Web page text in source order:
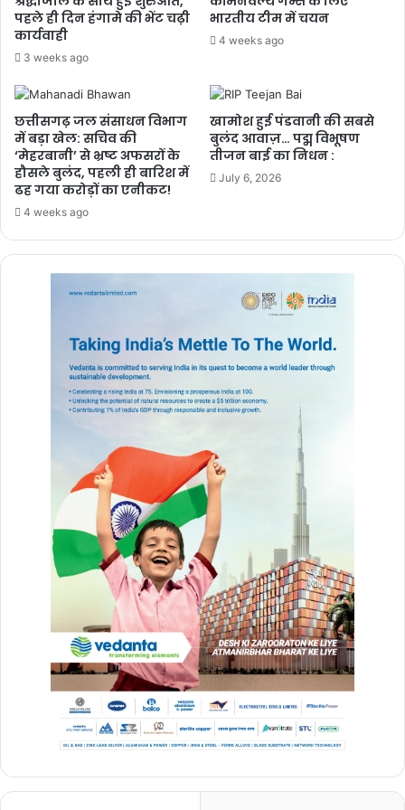
chhattisgarh बुलंद छत्तीसगढ़
पहले ही दिन हंगामे की भेंट चढ़ी
कार्यवाही
3 weeks ago
भारतीय टीम में चयन
4 weeks ago
छत्तीसगढ़ जल संसाधन विभाग
में बड़ा खेल: सचिव की
‘मेहरबानी’ से भ्रष्ट अफसरों के
हौसले बुलंद, पहली ही बारिश में
ढह गया करोड़ों का एनीकट!
4 weeks ago
खामोश हुई पंडवानी की सबसे
बुलंद आवाज़… पद्म विभूषण
तीजन बाई का निधन :
July 6, 2026